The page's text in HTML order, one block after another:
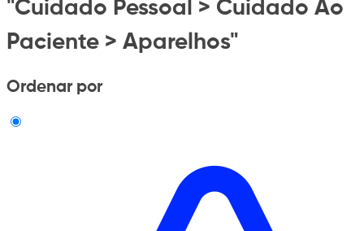
"Cuidado Pessoal > Cuidado Ao
Paciente > Aparelhos"
Ordenar por